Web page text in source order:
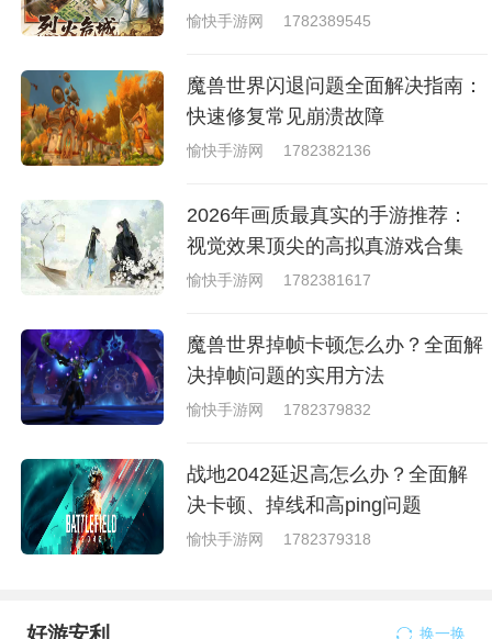
愉快手游网 1782389545
魔兽世界闪退问题全面解决指南：
快速修复常见崩溃故障
愉快手游网 1782382136
2026年画质最真实的手游推荐：
视觉效果顶尖的高拟真游戏合集
愉快手游网 1782381617
魔兽世界掉帧卡顿怎么办？全面解
决掉帧问题的实用方法
愉快手游网 1782379832
战地2042延迟高怎么办？全面解
决卡顿、掉线和高ping问题
愉快手游网 1782379318
好游安利 换一换